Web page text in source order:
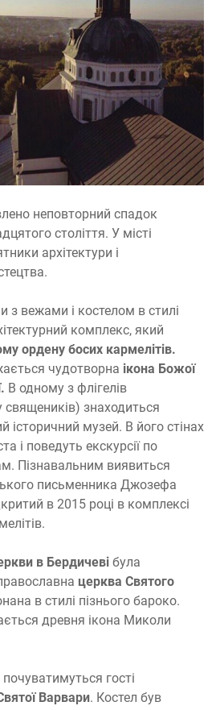
неповторний спадок
століття. У місті
архітектури і
з вежами і костелом в стилі
комплекс, який
ордену босих кармелітів.
чудотворна ікона Божої
В одному з флігелів
знаходиться
історичний музей. В його стінах
і поведуть екскурсії по
Пізнавальним виявиться
письменника Джозефа
в 2015 році в комплексі
в Бердичеві була
церква Святого
в стилі пізнього бароко.
древня ікона Миколи
гості
Варвари. Костел був